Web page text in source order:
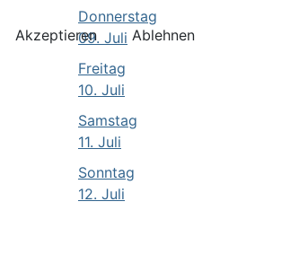
Donnerstag
09. Juli
Freitag
10. Juli
Samstag
11. Juli
Sonntag
12. Juli
Akzeptieren
Ablehnen